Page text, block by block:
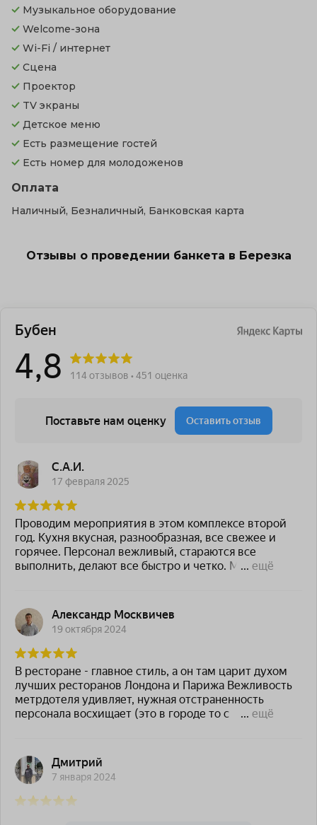
Музыкальное оборудование
Welcome-зона
Wi-Fi / интернет
Сцена
Проектор
TV экраны
Детское меню
Есть размещение гостей
Есть номер для молодоженов
Оплата
Наличный, Безналичный, Банковская карта
Отзывы о проведении банкета в Березка